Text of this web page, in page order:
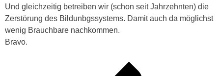
Und gleichzeitig betreiben wir (schon seit Jahrzehnten) die
Zerstörung des Bildunbgssystems. Damit auch da möglichst
wenig Brauchbare nachkommen.
Bravo.